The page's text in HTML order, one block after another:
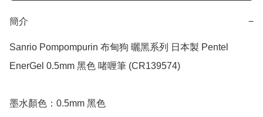
簡介 −
Sanrio Pompompurin 布甸狗 曬黑系列 日本製 Pentel
EnerGel 0.5mm 黑色 啫喱筆 (CR139574)
墨水顏色：0.5mm 黑色